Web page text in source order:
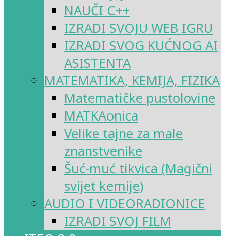
NAUČI C++
IZRADI SVOJU WEB IGRU
IZRADI SVOG KUĆNOG AI
ASISTENTA
MATEMATIKA, KEMIJA, FIZIKA
Matematičke pustolovine
MATKAonica
Velike tajne za male
znanstvenike
Šuć-muć tikvica (Magični
svijet kemije)
AUDIO I VIDEORADIONICE
IZRADI SVOJ FILM